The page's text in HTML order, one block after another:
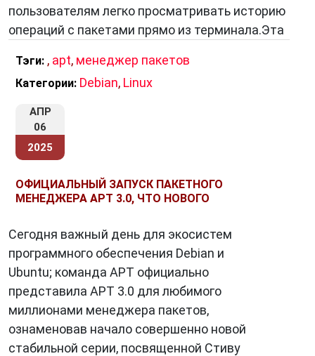
пользователям легко просматривать историю
операций с пакетами прямо из терминала.Эта
Тэги: , apt, менеджер пакетов
Категории: Debian, Linux
АПР
06
2025
ОФИЦИАЛЬНЫЙ ЗАПУСК ПАКЕТНОГО
МЕНЕДЖЕРА APT 3.0, ЧТО НОВОГО
Сегодня важный день для экосистем
программного обеспечения Debian и
Ubuntu; команда APT официально
представила APT 3.0 для любимого
миллионами менеджера пакетов,
ознаменовав начало совершенно новой
стабильной серии, посвященной Стиву